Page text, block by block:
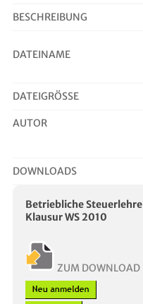
BESCHREIBUNG
DATEINAME
DATEIGRÖSSE
AUTOR
DOWNLOADS
Betriebliche Steuerlehre
Klausur WS 2010
ZUM DOWNLOAD